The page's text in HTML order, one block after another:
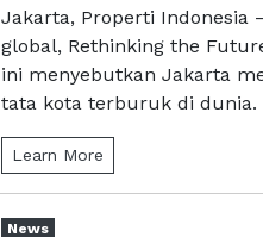
Jakarta, Properti Indonesia
global, Rethinking the
ini menyebutkan Jakarta
tata kota terburuk di dunia.
Learn More
News